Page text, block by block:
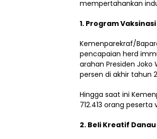
mempertahankan
1. Program Vaksinasi
Kemenparekraf/
pencapaian herd
arahan Presiden
persen di akhir tahun
Hingga saat ini
712.413 orang peserta
2. Beli Kreatif